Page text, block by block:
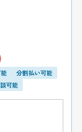
分割払い可能
可能